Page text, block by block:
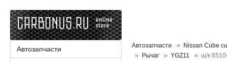
Автозапчасти
Nissan Cube
Рычаг
YGZ11 ш/к
Автозапчасти